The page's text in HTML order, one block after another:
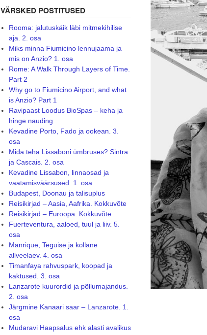
VÄRSKED POSTITUSED
Rooma: jalutuskäik läbi mitmekihilise
aja. 2. osa
Miks minna Fiumicino lennujaama ja
mis on Anzio? 1. osa
Rome: A Walk Through Layers of Time.
Part 2
Why go to Fiumicino Airport, and what
is Anzio? Part 1
Ravipaast Loodus BioSpas – keha ja
hinge nauding
Kevadine Porto, Fado ja ookean. 3.
osa
Mida teha Lissaboni ümbruses? Sintra
ja Cascais. 2. osa
Kevadine Lissabon, linnaosad ja
vaatamisväärsused. 1. osa
Budapest, Doonau ja talisuplus
Reisikirjad – Aasia, Aafrika. Kokkuvõte
Reisikirjad – Euroopa. Kokkuvõte
Fuerteventura, aaloed, tuul ja liiv. 5.
osa
Manrique, Teguise ja kollane
allveelaev. 4. osa
Timanfaya rahvuspark, koopad ja
kaktused. 3. osa
Lanzarote kuurordid ja põllumajandus.
2. osa
Järgmine Kanaari saar – Lanzarote. 1.
osa
Mudaravi Haapsalus ehk alasti avalikus